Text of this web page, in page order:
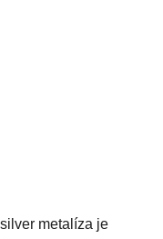
metalíza je